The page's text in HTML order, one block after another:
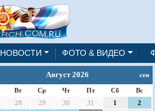
НОВОСТИ ФОТО & ВИДЕО
Август 2026 сен
Вт Ср Чт Пт Сб
Вс
28 29 30 31 1
2